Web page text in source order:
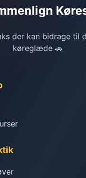
der kan bidrage til
køreglæde 🚗